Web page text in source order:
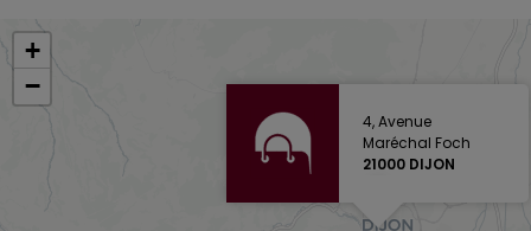
4, Avenue
Maréchal Foch
21000 DIJON
+
−